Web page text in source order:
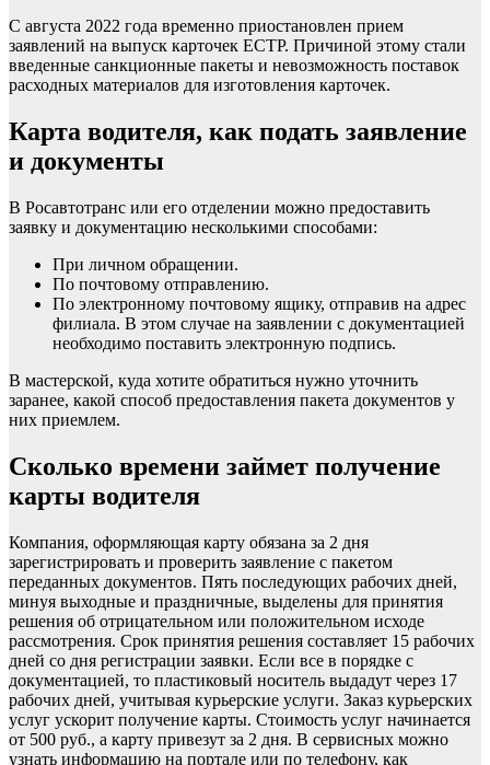
С августа 2022 года временно приостановлен прием
заявлений на выпуск карточек ЕСТР. Причиной этому стали
введенные санкционные пакеты и невозможность поставок
расходных материалов для изготовления карточек.
Карта водителя, как подать заявление
и документы
В Росавтотранс или его отделении можно предоставить
заявку и документацию несколькими способами:
При личном обращении.
По почтовому отправлению.
По электронному почтовому ящику, отправив на адрес
филиала. В этом случае на заявлении с документацией
необходимо поставить электронную подпись.
В мастерской, куда хотите обратиться нужно уточнить
заранее, какой способ предоставления пакета документов у
них приемлем.
Сколько времени займет получение
карты водителя
Компания, оформляющая карту обязана за 2 дня
зарегистрировать и проверить заявление с пакетом
переданных документов. Пять последующих рабочих дней,
минуя выходные и праздничные, выделены для принятия
решения об отрицательном или положительном исходе
рассмотрения. Срок принятия решения составляет 15 рабочих
дней со дня регистрации заявки. Если все в порядке с
документацией, то пластиковый носитель выдадут через 17
рабочих дней, учитывая курьерские услуги. Заказ курьерских
услуг ускорит получение карты. Стоимость услуг начинается
от 500 руб., а карту привезут за 2 дня. В сервисных можно
узнать информацию на портале или по телефону, как